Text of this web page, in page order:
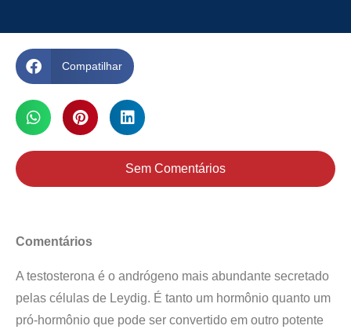
Compatilhar
Sem Comentários
Comentários
A testosterona é o andrógeno mais abundante secretado
pelas células de Leydig. É tanto um hormônio quanto um
pró-hormônio que pode ser convertido em outro potente